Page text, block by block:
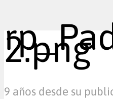
2.png
9 años desde su